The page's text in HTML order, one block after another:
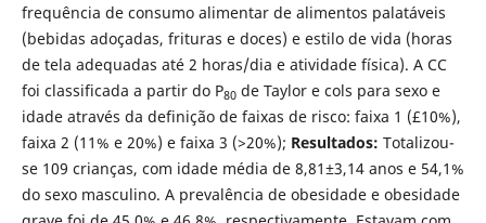
frequência de consumo alimentar de alimentos palatáveis
(bebidas adoçadas, frituras e doces) e estilo de vida (horas
de tela adequadas até 2 horas/dia e atividade física). A CC
foi classificada a partir do P80de Taylor e cols para sexo e
idade através da definição de faixas de risco: faixa 1 (£10%),
faixa 2 (11% e 20%) e faixa 3 (>20%); Resultados: Totalizou-
se 109 crianças, com idade média de 8,81±3,14 anos e 54,1%
do sexo masculino. A prevalência de obesidade e obesidade